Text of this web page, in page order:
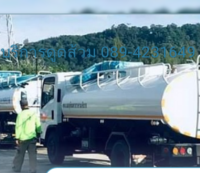
บริการดูดส้วม 089-4231649